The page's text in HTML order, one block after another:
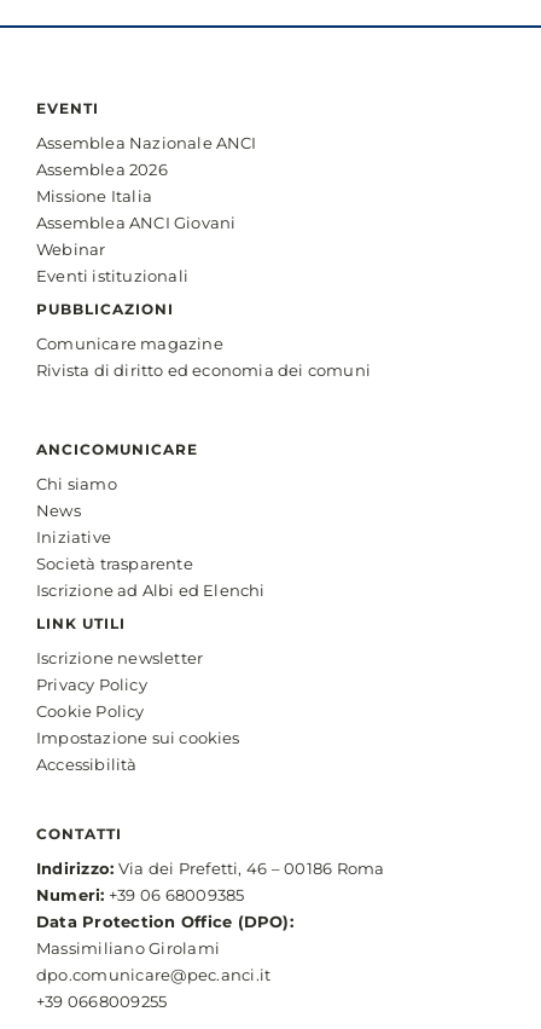
EVENTI
Assemblea Nazionale ANCI
Assemblea 2026
Missione Italia
Assemblea ANCI Giovani
Webinar
Eventi istituzionali
PUBBLICAZIONI
Comunicare magazine
Rivista di diritto ed economia dei comuni
ANCICOMUNICARE
Chi siamo
News
Iniziative
Società trasparente
Iscrizione ad Albi ed Elenchi
LINK UTILI
Iscrizione newsletter
Privacy Policy
Cookie Policy
Impostazione sui cookies
Accessibilità
CONTATTI
Indirizzo: Via dei Prefetti, 46 – 00186 Roma
Numeri: +39 06 68009385
Data Protection Office (DPO):
Massimiliano Girolami
dpo.comunicare@pec.anci.it
+39 0668009255